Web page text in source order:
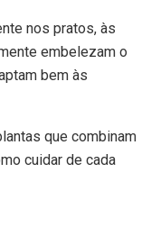
nos pratos, às
embelezam o
bem às
que combinam
cuidar de cada